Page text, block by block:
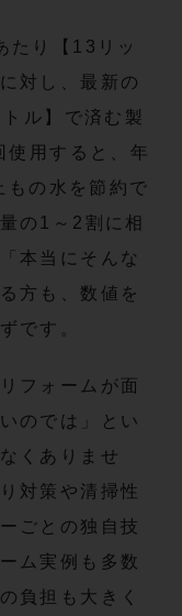
たり【13リッ
対し、最新の
ル】で済む製
用すると、年
の水を節約で
の1～2割に相
本当にそんな
方も、数値を
です。
フォームが面
のでは」とい
くありませ
対策や清掃性
ごとの独自技
ム実例も多数
負担も大きく